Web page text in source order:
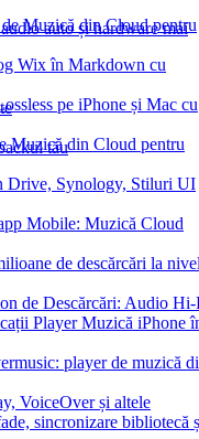
Muzică din Cloud pentru
Wix în Markdown cu
pe iPhone și Mac cu
Muzică din Cloud pentru
Drive, Synology, Stiluri UI
Mobile: Muzică Cloud
de descărcări la
de Descărcări: Audio Hi-
Player Muzică iPhone
player de muzică
VoiceOver și altele
sincronizare bibliotecă
auto și hardware mai
tău